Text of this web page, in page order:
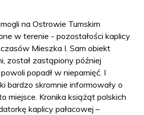
na Ostrowie Tumskim
w terenie - pozostałości kaplicy
Mieszka I. Sam obiekt
został zastąpiony później
popadł w niepamięć. I
bardzo skromnie informowały o
miejsce. Kronika książąt polskich
kaplicy pałacowej –